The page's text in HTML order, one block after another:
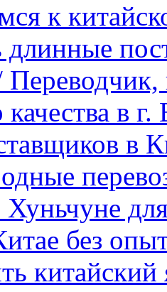
к
длинные
качества в
в
Хуньчуне
без